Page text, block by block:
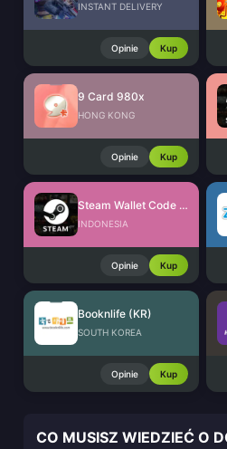
INSTANT DELIVERY
Opinie Kup
9 Card 980x
HONG KONG
Opinie Kup
Steam Wallet Code (IDR)
INDONESIA
Opinie Kup
Booknlife (KR)
SOUTH KOREA
Opinie Kup
CO MUSISZ WIEDZIEĆ O